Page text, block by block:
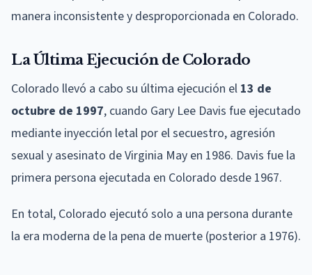
manera inconsistente y desproporcionada en Colorado.
La Última Ejecución de Colorado
Colorado llevó a cabo su última ejecución el 13 de
octubre de 1997, cuando Gary Lee Davis fue ejecutado
mediante inyección letal por el secuestro, agresión
sexual y asesinato de Virginia May en 1986. Davis fue la
primera persona ejecutada en Colorado desde 1967.
En total, Colorado ejecutó solo a una persona durante
la era moderna de la pena de muerte (posterior a 1976).